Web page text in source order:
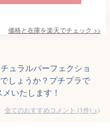
価格と在庫を楽天でチェック >>
ュラルパーフェクショ
しょうか？プチプラで
いたします！
全てのおすすめコメント (1件) >